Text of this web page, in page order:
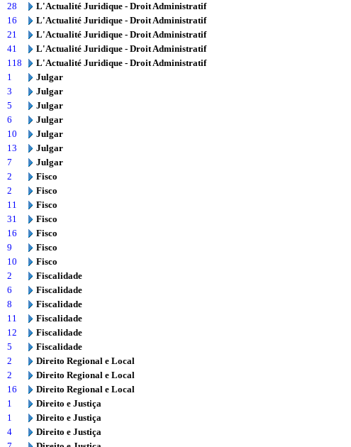
28
L'Actualité Juridique - Droit Administratif
16
L'Actualité Juridique - Droit Administratif
21
L'Actualité Juridique - Droit Administratif
41
L'Actualité Juridique - Droit Administratif
118
L'Actualité Juridique - Droit Administratif
1
Julgar
3
Julgar
5
Julgar
6
Julgar
10
Julgar
13
Julgar
7
Julgar
2
Fisco
2
Fisco
11
Fisco
31
Fisco
16
Fisco
9
Fisco
10
Fisco
2
Fiscalidade
6
Fiscalidade
8
Fiscalidade
11
Fiscalidade
12
Fiscalidade
5
Fiscalidade
2
Direito Regional e Local
2
Direito Regional e Local
16
Direito Regional e Local
1
Direito e Justiça
1
Direito e Justiça
4
Direito e Justiça